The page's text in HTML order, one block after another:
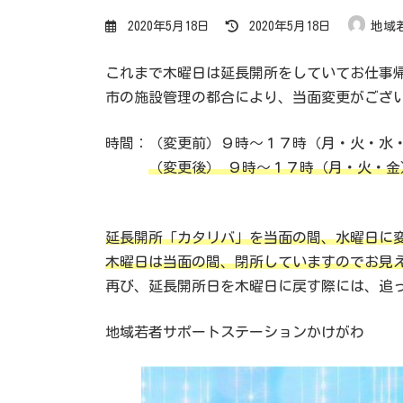
2020年5月18日
最
終
日
時
2020年5月18日 地域
これまで木曜日は延長開所をしていてお仕
市の施設管理の都合により、当面変更がござ
時間：（変更前）９時～１７時（月・火・水
（変更後） ９時～１７時（月・火・
延長開所「カタリバ」を当面の間、水曜日に
木曜日は当面の間、閉所していますのでお見
再び、延長開所日を木曜日に戻す際には、追
地域若者サポートステーションかけがわ